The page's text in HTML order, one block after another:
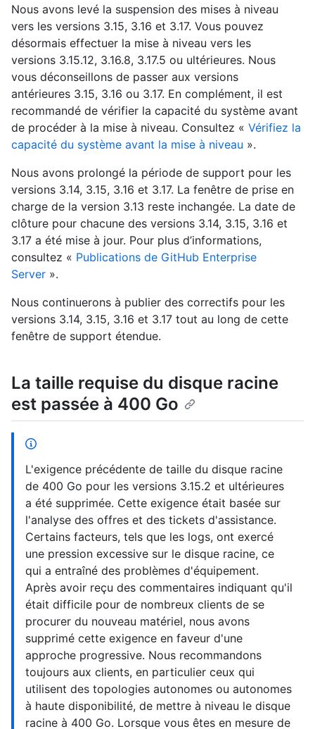
Nous avons levé la suspension des mises à niveau
vers les versions 3.15, 3.16 et 3.17. Vous pouvez
désormais effectuer la mise à niveau vers les
versions 3.15.12, 3.16.8, 3.17.5 ou ultérieures. Nous
vous déconseillons de passer aux versions
antérieures 3.15, 3.16 ou 3.17. En complément, il est
recommandé de vérifier la capacité du système avant
de procéder à la mise à niveau. Consultez « Vérifiez la
capacité du système avant la mise à niveau ».
Nous avons prolongé la période de support pour les
versions 3.14, 3.15, 3.16 et 3.17. La fenêtre de prise en
charge de la version 3.13 reste inchangée. La date de
clôture pour chacune des versions 3.14, 3.15, 3.16 et
3.17 a été mise à jour. Pour plus d’informations,
consultez « Publications de GitHub Enterprise
Server ».
Nous continuerons à publier des correctifs pour les
versions 3.14, 3.15, 3.16 et 3.17 tout au long de cette
fenêtre de support étendue.
La taille requise du disque racine
est passée à 400 Go
L'exigence précédente de taille du disque racine
de 400 Go pour les versions 3.15.2 et ultérieures
a été supprimée. Cette exigence était basée sur
l'analyse des offres et des tickets d'assistance.
Certains facteurs, tels que les logs, ont exercé
une pression excessive sur le disque racine, ce
qui a entraîné des problèmes d'équipement.
Après avoir reçu des commentaires indiquant qu'il
était difficile pour de nombreux clients de se
procurer du nouveau matériel, nous avons
supprimé cette exigence en faveur d'une
approche progressive. Nous recommandons
toujours aux clients, en particulier ceux qui
utilisent des topologies autonomes ou autonomes
à haute disponibilité, de mettre à niveau le disque
racine à 400 Go. Lorsque vous êtes en mesure de